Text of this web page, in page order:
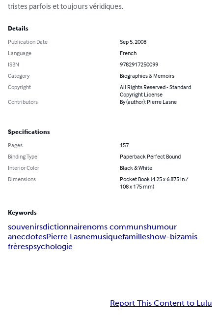
tristes parfois et toujours véridiques.
Details
Publication Date
Sep 5, 2008
Language
French
ISBN
9782917250099
Category
Biographies & Memoirs
Copyright
All Rights Reserved - Standard
Copyright License
Contributors
By (author): Pierre Lasne
Specifications
Pages
157
Binding Type
Paperback Perfect Bound
Interior Color
Black & White
Dimensions
Pocket Book (4.25 x 6.875 in /
108 x 175 mm)
Keywords
souvenirsdictionnairenoms communshumour
anecdotesPierre Lasnemusiquefamilleshow-bizamis
frèrespsychologie
Report This Content to Lulu